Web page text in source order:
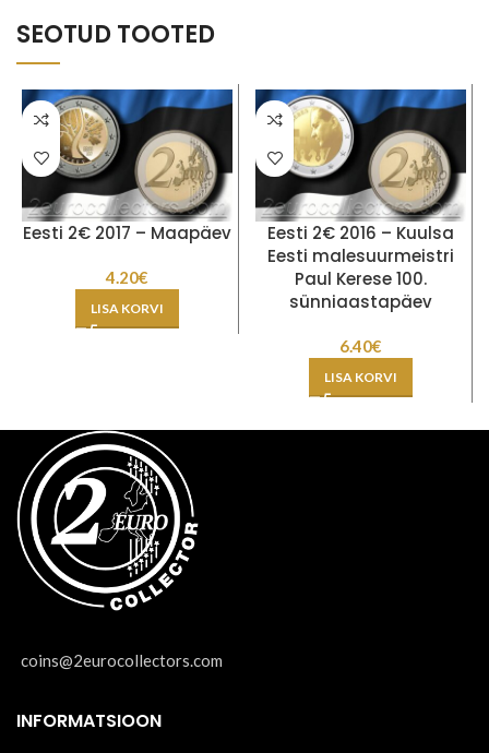
SEOTUD TOOTED
Eesti 2€ 2017 – Maapäev
4.20€
LISA KORVI
Eesti 2€ 2016 – Kuulsa
Eesti malesuurmeistri
Paul Kerese 100.
sünniaastapäev
6.40€
LISA KORVI
coins@2eurocollectors.com
INFORMATSIOON